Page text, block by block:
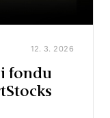
12. 3. 2026
fondu